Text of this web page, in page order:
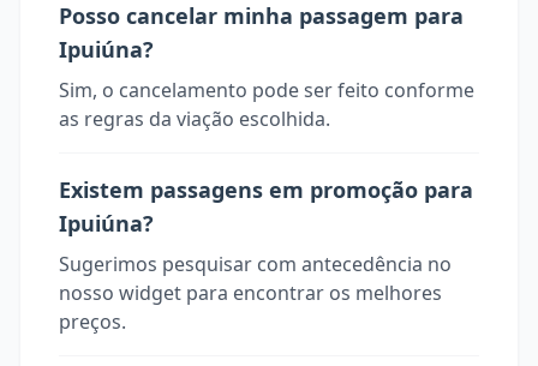
Posso cancelar minha passagem para
Ipuiúna?
Sim, o cancelamento pode ser feito conforme
as regras da viação escolhida.
Existem passagens em promoção para
Ipuiúna?
Sugerimos pesquisar com antecedência no
nosso widget para encontrar os melhores
preços.